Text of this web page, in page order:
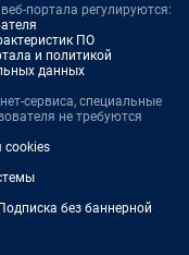
портала регулируются:
ПО
и политикой
данных
сервиса, специальные
не требуются
cookies
без баннерной